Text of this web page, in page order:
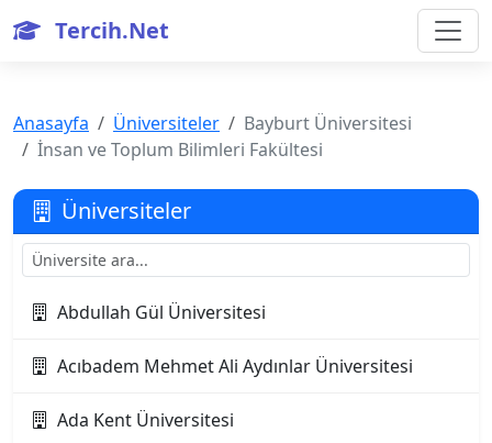
Tercih.Net
Anasayfa Üniversiteler
Bayburt Üniversitesi
İnsan ve Toplum Bilimleri Fakültesi
Üniversiteler
Abdullah Gül Üniversitesi
Acıbadem Mehmet Ali Aydınlar Üniversitesi
Ada Kent Üniversitesi